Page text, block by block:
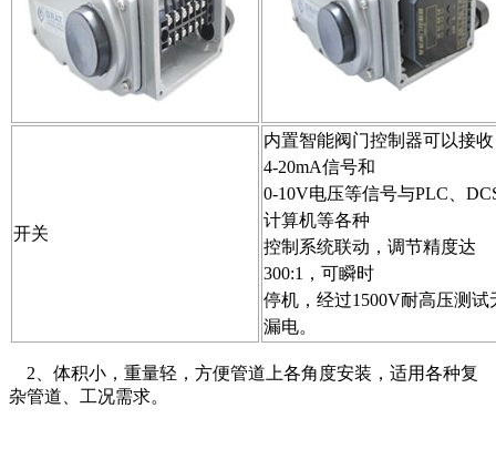
开关
内置智能阀门控制器可以接收
4-20mA信号和
0-10V电压等信号与PLC、
计算机等各种
控制系统联动，调节精度达
300:1，可瞬时
停机，经过1500V耐高压测试
漏电。
2、体积小，重量轻，方便管道上各角度安装，适用各种复
杂管道、工况需求。